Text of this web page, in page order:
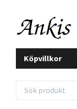
Köpvillkor